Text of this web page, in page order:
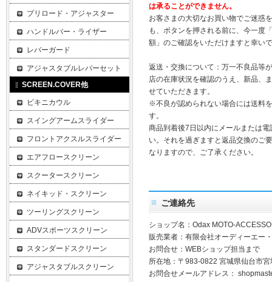
は承ることができません。
お客さまの大切なお買い物でご迷惑
も、ボタンを押される前に、今一度
額」のご確認をいただけますと幸い
返送・交換について：万一不良品等
店の在庫状況を確認のうえ、新品、
せていただきます。
※不良が認められない場合には送料
す。
商品到着後7日以内にメールまたは
い。それを過ぎますと返品交換のご
なりますので、ご了承ください。
ご連絡先
ショップ名：Odax MOTO-
販売業者：有限会社オーディーエー
お問合せ：WEBショップ担当まで
所在地：〒983-0822 宮城県仙台市
お問合せメールアドレス：
プリロード・アジャスター
ハンドルバー・ライザー
レバーガード
アジャスタブルレバーセット
SCREEN.COVER他
ビキニカウル
スイングアームスライダー
フロントアクスルスライダー
エアフロースクリーン
スクータースクリーン
ネイキッド・スクリーン
ツーリングスクリーン
ADVスポーツスクリーン
スタンダードスクリーン
アジャスタブルスクリーン